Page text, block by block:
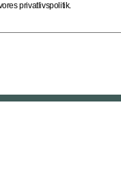
privatlivspolitik.